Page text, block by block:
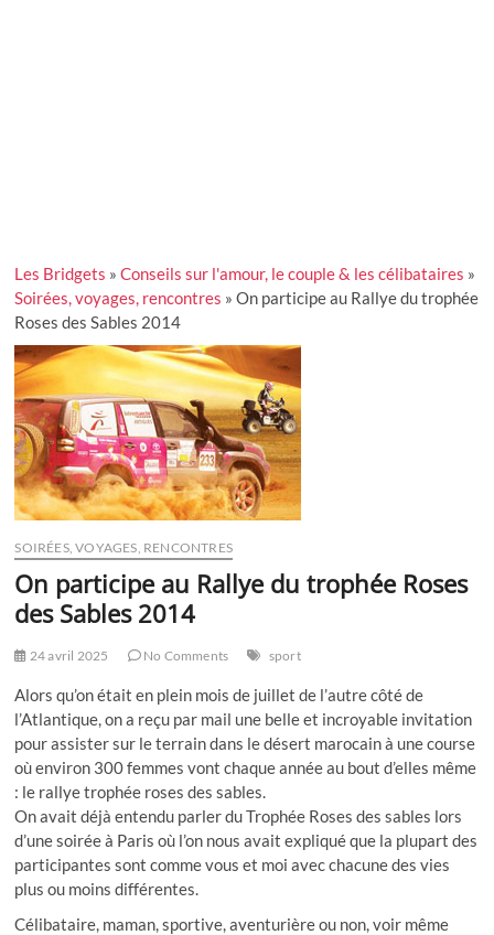
Les Bridgets »Conseils sur l'amour, le couple & les célibataires »
Soirées, voyages, rencontres »On participe au Rallye du trophée
Roses des Sables 2014
SOIRÉES, VOYAGES, RENCONTRES
On participe au Rallye du trophée Roses
des Sables 2014
24 avril 2025 No Comments sport
Alors qu’on était en plein mois de juillet de l’autre côté de
l’Atlantique, on a reçu par mail une belle et incroyable invitation
pour assister sur le terrain dans le désert marocain à une course
où environ 300 femmes vont chaque année au bout d’elles même
: le rallye trophée roses des sables.
On avait déjà entendu parler du Trophée Roses des sables lors
d’une soirée à Paris où l’on nous avait expliqué que la plupart des
participantes sont comme vous et moi avec chacune des vies
plus ou moins différentes.
Célibataire, maman, sportive, aventurière ou non, voir même